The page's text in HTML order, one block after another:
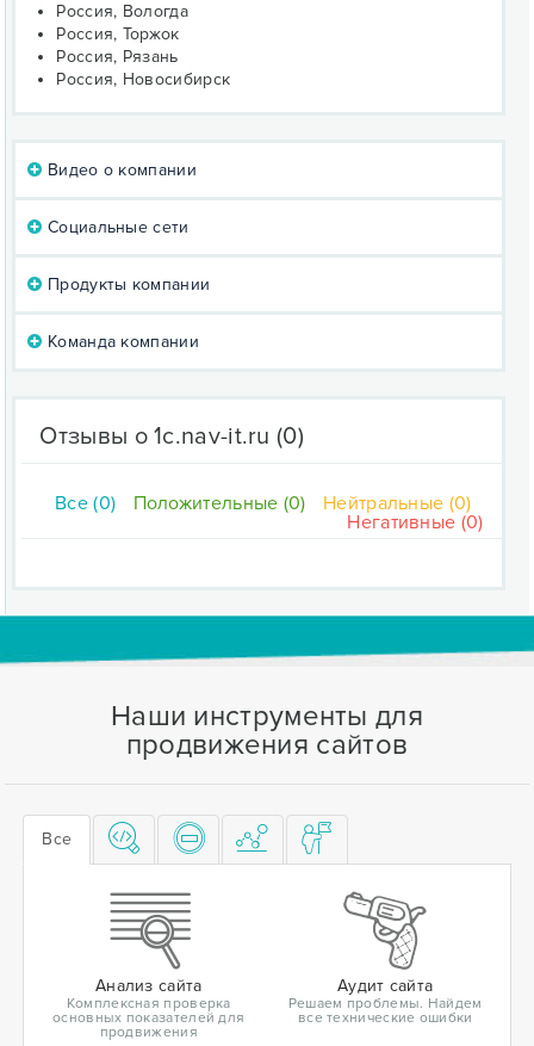
Россия, Вологда
Россия, Торжок
Россия, Рязань
Россия, Новосибирск
Видео о компании
Социальные сети
Продукты компании
Команда компании
Отзывы о 1c.nav-it.ru (0)
Все (0) Положительные (0)
Нейтральные (0)
Негативные (0)
Наши инструменты для
продвижения сайтов
Все
Анализ сайта
Комплексная проверка
основных показателей для
продвижения
Аудит сайта
Решаем проблемы. Найдем
все технические ошибки